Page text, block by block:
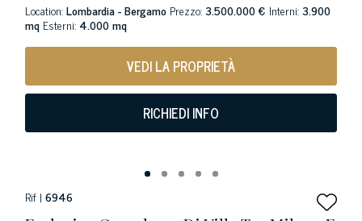
Location:Lombardia - Bergamo Prezzo:3.500.000 € Interni:3.900
mq Esterni: 4.000 mq
VEDI LA PROPRIETÀ
RICHIEDI INFO
Rif | 6946